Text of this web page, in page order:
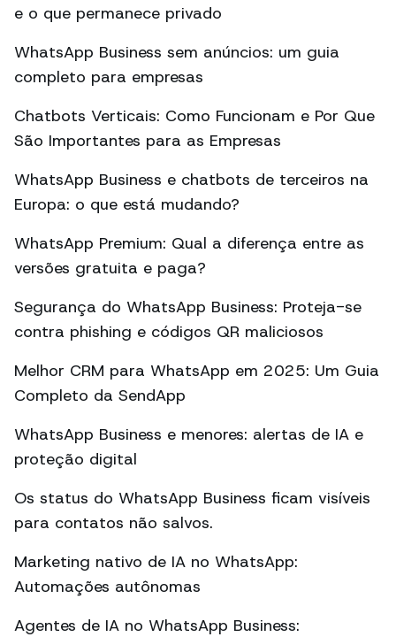
e o que permanece privado
WhatsApp Business sem anúncios: um guia
completo para empresas
Chatbots Verticais: Como Funcionam e Por Que
São Importantes para as Empresas
WhatsApp Business e chatbots de terceiros na
Europa: o que está mudando?
WhatsApp Premium: Qual a diferença entre as
versões gratuita e paga?
Segurança do WhatsApp Business: Proteja-se
contra phishing e códigos QR maliciosos
Melhor CRM para WhatsApp em 2025: Um Guia
Completo da SendApp
WhatsApp Business e menores: alertas de IA e
proteção digital
Os status do WhatsApp Business ficam visíveis
para contatos não salvos.
Marketing nativo de IA no WhatsApp:
Automações autônomas
Agentes de IA no WhatsApp Business: